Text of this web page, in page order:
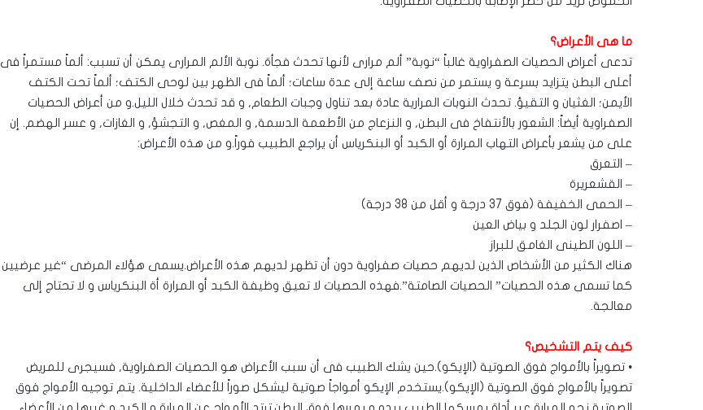
ما هى الأعراض؟
تدعى أعراض الحصيات الصفراوية غالباً “نوبة” ألم مرارى لأنها تحدث فجأة. نوبة الألم المرارى يمكن أن تسبب: ألماً مستمراً فى
أعلى البطن يتزايد بسرعة و يستمر من نصف ساعة إلى عدة ساعات؛ ألماً فى الظهر بين لوحى الكتف؛ ألماً تحت الكتف
الأيمن؛ الغثيان و التقيؤ. تحدث النوبات المرارية عادة بعد تناول وجبات الطعام, و قد تحدث خلال الليل.و من أعراض الحصيات
الصفراوية أيضاً: الشعور بالأنتفاخ فى البطن, و النزعاج من الأطعمة الدسمة, و المغص, و التجشؤ, و الغازات, و عسر الهضم. إن
على من يشعر بأعراض التهاب المرارة أو الكبد أو البنكرياس أن يراجع الطبيب فوراً.و من هذه الأعراض:
– التعرق
– القشعريرة
– الحمى الخفيفة (فوق 37 درجة و أقل من 38 درجة)
– اصفرار لون الجلد و بياض العين
– اللون الطينى الغامق للبراز
هناك الكثير من الأشخاص الذين لديهم حصيات صفراوية دون أن تظهر لديهم هذه الأعراض.يسمى هؤلاء المرضى “غير عرضيين
كما تسمى هذه الحصيات” الحصيات الصامتة”.فهذه الحصيات لا تعيق وظيفة الكبد أو المرارة أة البنكرياس و لا تحتاج إلى
معالجة.
كيف يتم التشخيص؟
• تصويراً بالأمواج فوق الصوتية (الإيكو).حين يشك الطبيب فى أن سبب الأعراض هو الحصيات الصفراوية, فسيجرى للمريض
تصويراً بالأمواج فوق الصوتية (الإيكو).يستخدم الإيكو أمواجاً صوتية ليشكل صوراً للأعضاء الداخلية. يتم توجيه الأمواج فوق
الصوتية نحو المرارة عبر أداة يمسكها الطبيب بيده و يمررها فوق البطن.ترتد الأمواج عن المرارة و الكبد و غيرها من الأعضاء